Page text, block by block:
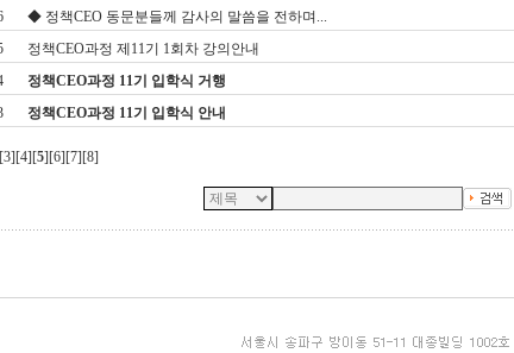
◆ 정책CEO 동문분들께 감사의 말씀을 전하며...
정책CEO과정 제11기 1회차 강의안내
정책CEO과정 11기 입학식 거행
정책CEO과정 11기 입학식 안내
3][4][5][6][7][8]